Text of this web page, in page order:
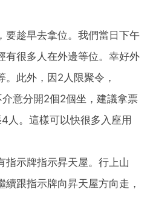
要趁早去拿位。我們當日下午
有很多人在外邊等位。幸好外
此外，因2人限聚令，
意分開2個2個坐，建議拿票
人。這樣可以快很多入座用
指示牌指示昇天屋。行上山
跟指示牌向昇天屋方向走，